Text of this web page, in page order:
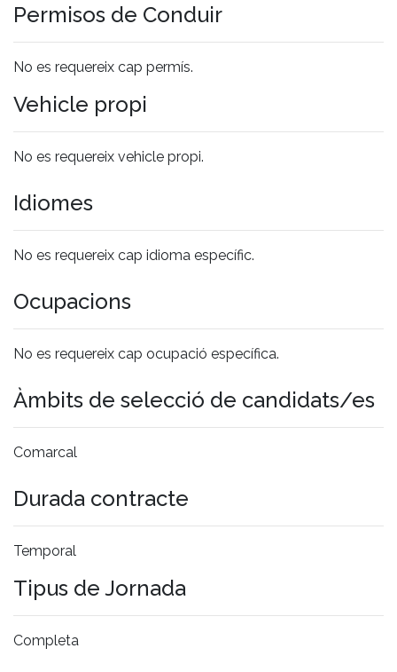
Permisos de Conduir
No es requereix cap permís.
Vehicle propi
No es requereix vehicle propi.
Idiomes
No es requereix cap idioma específic.
Ocupacions
No es requereix cap ocupació específica.
Àmbits de selecció de candidats/es
Comarcal
Durada contracte
Temporal
Tipus de Jornada
Completa